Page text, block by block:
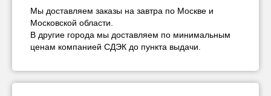
Мы доставляем заказы на завтра по Москве и
Московской области.
В другие города мы доставляем по минимальным
ценам компанией СДЭК до пункта выдачи.